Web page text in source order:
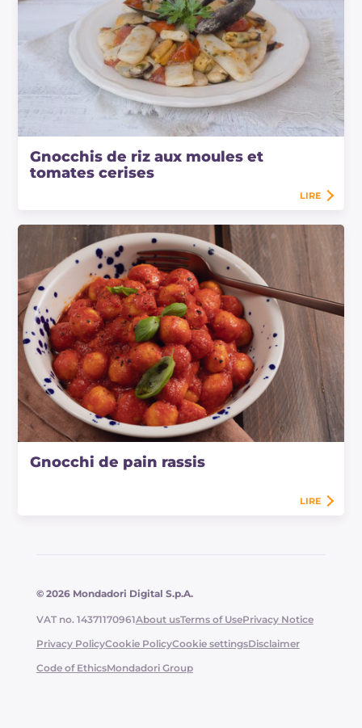
Gnocchis de riz aux moules et
tomates cerises
LIRE
Gnocchi de pain rassis
LIRE
© 2026 Mondadori Digital S.p.A.
VAT no. 14371170961About usTerms of UsePrivacy Notice
Privacy PolicyCookie PolicyCookie settingsDisclaimer
Code of EthicsMondadori Group